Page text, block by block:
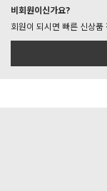
비회원이신가요?
회원이 되시면 빠른 신상